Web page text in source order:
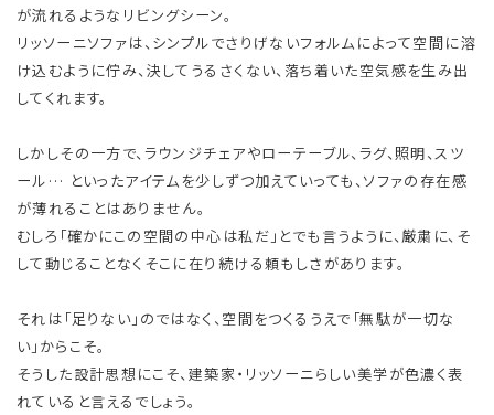
が流れるようなリビングシーン。
リッソーニソファは、シンプルでさりげないフォルムによって空間に溶
け込むように佇み、決してうるさくない、落ち着いた空気感を生み出
してくれます。
しかしその一方で、ラウンジチェアやローテーブル、ラグ、照明、スツ
ール… といったアイテムを少しずつ加えていっても、ソファの存在感
が薄れることはありません。
むしろ「確かにこの空間の中心は私だ」とでも言うように、厳粛に、そ
して動じることなくそこに在り続ける頼もしさがあります。
それは「足りない」のではなく、空間をつくるうえで「無駄が一切な
い」からこそ。
そうした設計思想にこそ、建築家・リッソーニらしい美学が色濃く表
れていると言えるでしょう。